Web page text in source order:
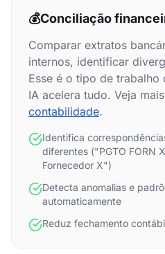
💰Conciliação
Comparar extratos
internos, identificar
Esse é o tipo de trabalho
IA acelera tudo. Veja
contabilidade.
Identifica
diferentes ("PGTO FORN
Fornecedor X")
Detecta anomalias e
automaticamente
Reduz fechamento